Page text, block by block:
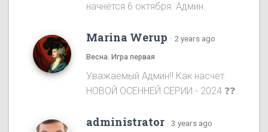
начнётся 6 октября. Админ.
Marina Werup · 2 years ago
Весна. Игра первая
Уважаемый Админ‼️ Как насчет
НОВОЙ ОСЕННЕЙ СЕРИИ - 2024 ❓❓
administrator · 3 years ago